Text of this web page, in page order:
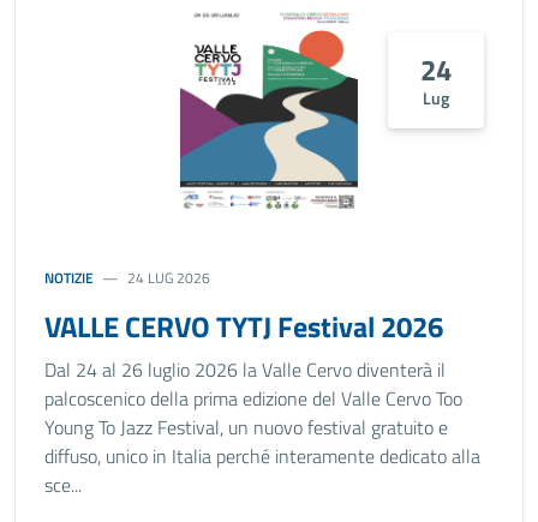
24
Lug
NOTIZIE 24 LUG 2026
VALLE CERVO TYTJ Festival 2026
Dal 24 al 26 luglio 2026 la Valle Cervo diventerà il
palcoscenico della prima edizione del Valle Cervo Too
Young To Jazz Festival, un nuovo festival gratuito e
diffuso, unico in Italia perché interamente dedicato alla
sce...